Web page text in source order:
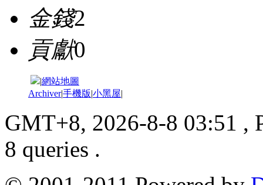
金錢2
貢獻0
|網站地圖
Archiver|手機版|小黑屋|
GMT+8, 2026-8-8 03:51 ,
8 queries .